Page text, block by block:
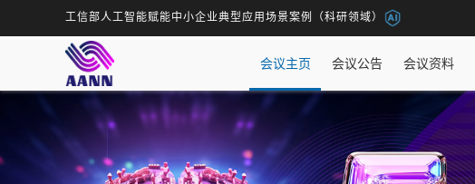
工信部人工智能赋能中小企业典型应用场景案例（科研领域）
会议主页 会议公告 会议资料